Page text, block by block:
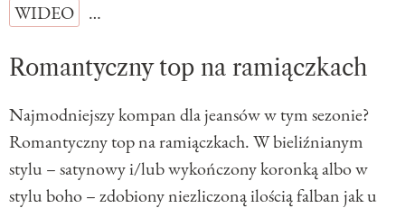
WIDEO
…
Romantyczny top na ramiączkach
Najmodniejszy kompan dla jeansów w tym sezonie?
Romantyczny top na ramiączkach. W bieliźnianym
stylu – satynowy i/lub wykończony koronką albo w
stylu boho – zdobiony niezliczoną ilością falban jak u